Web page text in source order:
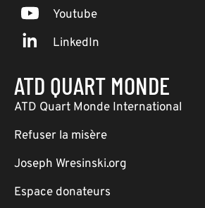
Youtube
LinkedIn
ATD QUART MONDE
ATD Quart Monde International
Refuser la misère
Joseph Wresinski.org
Espace donateurs